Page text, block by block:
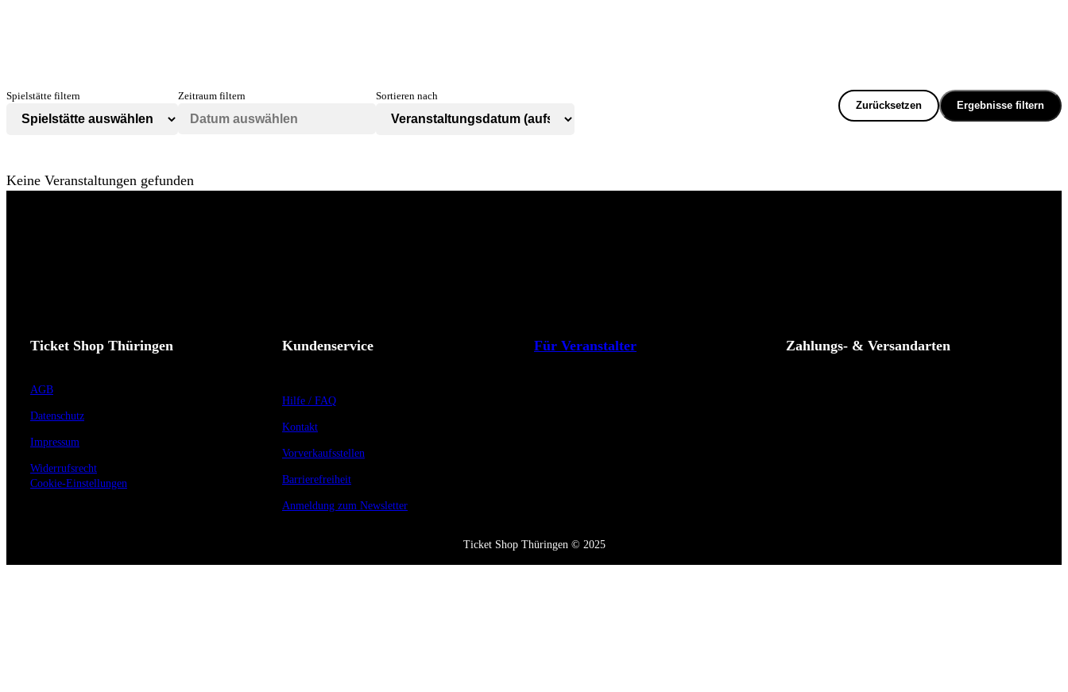
Spielstätte filtern Zeitraum filtern Sortieren nach
Zurücksetzen Ergebnisse filtern
Keine Veranstaltungen gefunden
Ticket Shop Thüringen
AGB
Datenschutz
Impressum
Widerrufsrecht
Cookie-Einstellungen
Kundenservice
Hilfe / FAQ
Kontakt
Vorverkaufsstellen
Barrierefreiheit
Anmeldung zum Newsletter
Für Veranstalter Zahlungs- & Versandarten
Ticket Shop Thüringen © 2025